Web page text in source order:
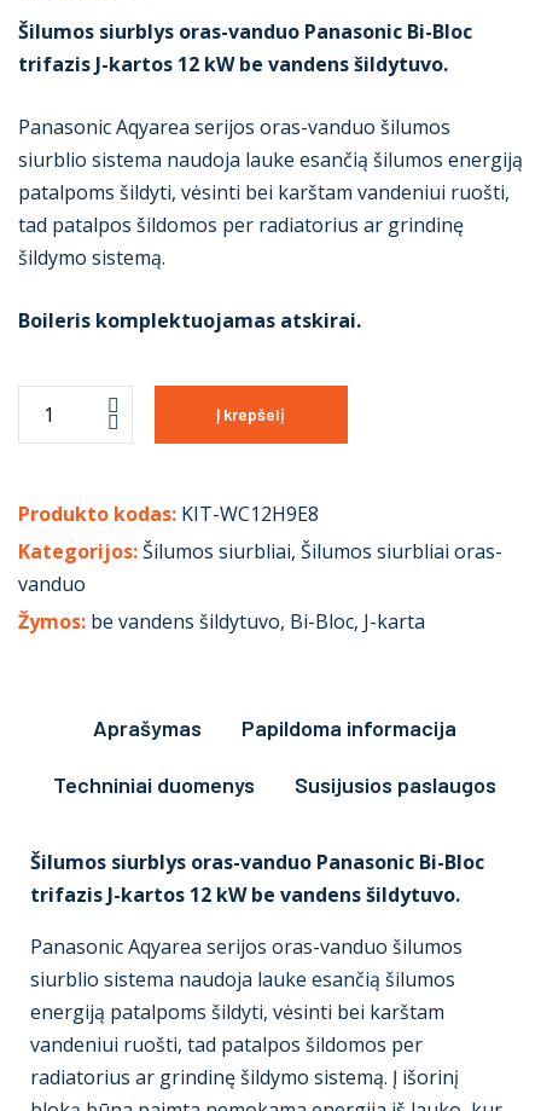
Šilumos siurblys oras-vanduo Panasonic Bi-Bloc
trifazis J-kartos 12 kW be vandens šildytuvo.
Panasonic Aqyarea serijos oras-vanduo šilumos
siurblio sistema naudoja lauke esančią šilumos energiją
patalpoms šildyti, vėsinti bei karštam vandeniui ruošti,
tad patalpos šildomos per radiatorius ar grindinę
šildymo sistemą.
Boileris komplektuojamas atskirai.
Į krepšelį
Produkto kodas: KIT-WC12H9E8
Kategorijos:Šilumos siurbliai, Šilumos siurbliai oras-
vanduo
Žymos: be vandens šildytuvo, Bi-Bloc, J-karta
Aprašymas Papildoma informacija
Techniniai duomenys Susijusios paslaugos
Šilumos siurblys oras-vanduo Panasonic Bi-Bloc
trifazis J-kartos 12 kW be vandens šildytuvo.
Panasonic Aqyarea serijos oras-vanduo šilumos
siurblio sistema naudoja lauke esančią šilumos
energiją patalpoms šildyti, vėsinti bei karštam
vandeniui ruošti, tad patalpos šildomos per
radiatorius ar grindinę šildymo sistemą. Į išorinį